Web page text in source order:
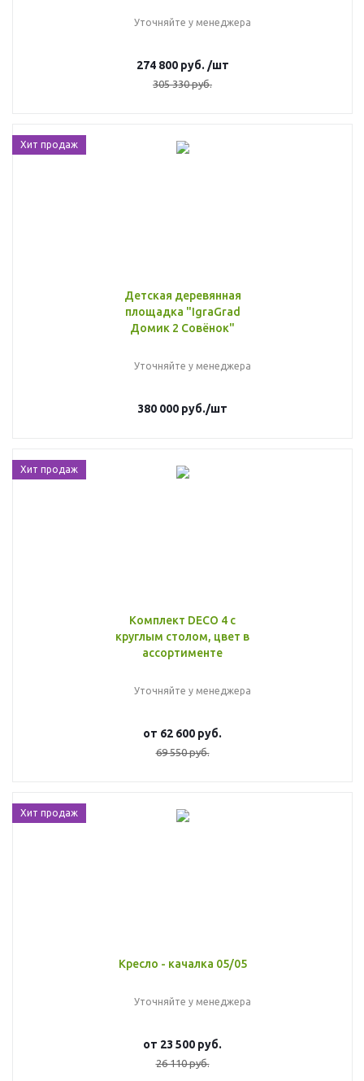
Уточняйте у менеджера
274 800руб. /шт
305 330руб.
Хит продаж
Детская деревянная
площадка "IgraGrad
Домик 2 Совёнок"
Уточняйте у менеджера
380 000 руб./шт
Хит продаж
Комплект DECO 4 с
круглым столом, цвет в
ассортименте
Уточняйте у менеджера
от 62 600 руб.
69 550 руб.
Хит продаж
Кресло - качалка 05/05
Уточняйте у менеджера
от 23 500 руб.
26 110 руб.